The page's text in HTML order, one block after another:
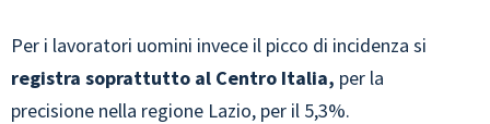
Per i lavoratori uomini invece il picco di incidenza si
registra soprattutto al Centro Italia, per la
precisione nella regione Lazio, per il 5,3%.